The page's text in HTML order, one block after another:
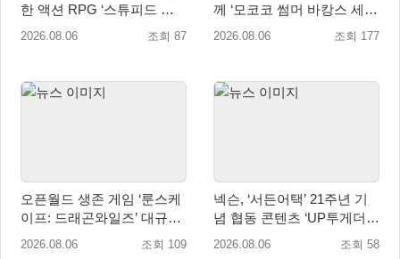
한 액션 RPG ‘스튜피드 네
버 다이즈’ 패키지판 예약판
2026.08.06 조회 87
께 ‘모코코 썸머 바캉스 세
트’ 출시
2026.08.06 조회 177
오픈월드 생존 게임 ‘룬스케
이프: 드래곤와일즈’ 대규모
유저 편의성 개선 및 사이드
2026.08.06 조회 109
넥슨, ‘서든어택’ 21주년 기
념 협동 콘텐츠 ‘UP투게더’
업데이트
2026.08.06 조회 58